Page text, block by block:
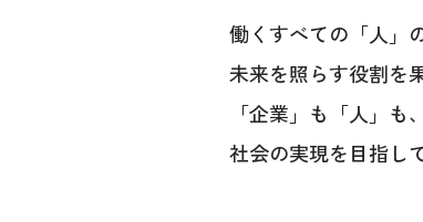
働くすべての「人」
未来を照らす役割を
「企業」も「人」も
社会の実現を目指し